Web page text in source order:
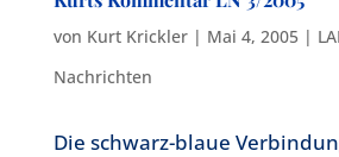
von Kurt Krickler| Mai 4, 2005|
Nachrichten
Die schwarz-blaue